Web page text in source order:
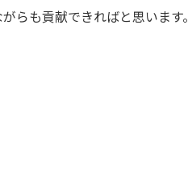
らも貢献できればと思います。